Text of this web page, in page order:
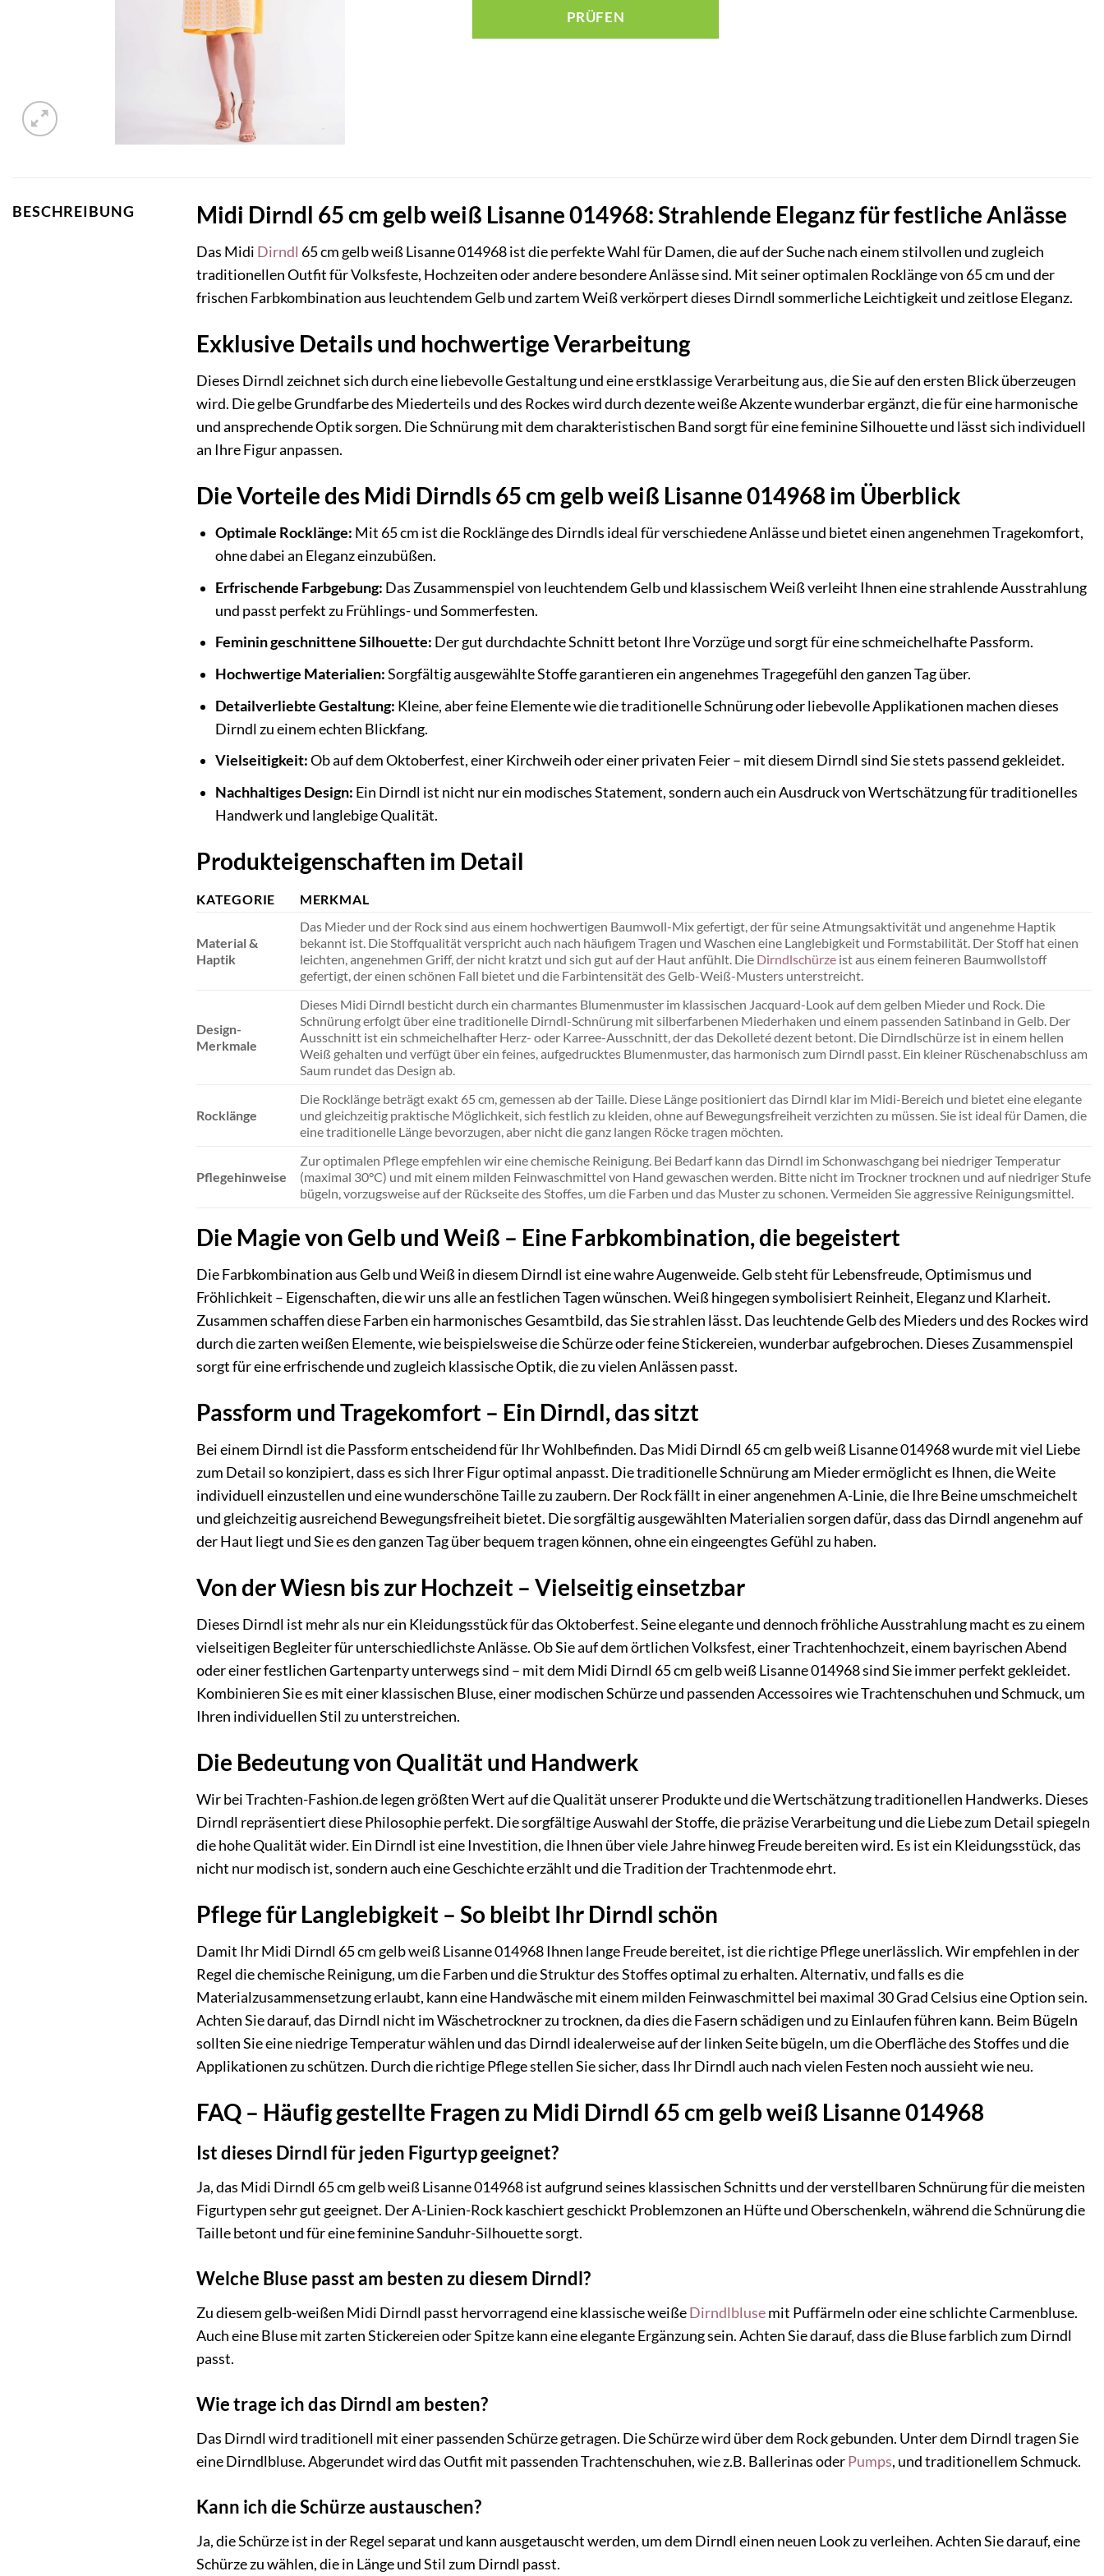
RÜFEN
BESCHREIBUNG Midi Dirndl 65 cm gelb weiß Lisanne 014968: Strahlende Eleganz für festliche Anlässe
Das Midi Dirndl 65 cm gelb weiß Lisanne 014968 ist die perfekte Wahl für Damen, die auf der Suche nach einem stilvollen und zugleich
traditionellen Outfit für Volksfeste, Hochzeiten oder andere besondere Anlässe sind. Mit seiner optimalen Rocklänge von 65 cm und der
frischen Farbkombination aus leuchtendem Gelb und zartem Weiß verkörpert dieses Dirndl sommerliche Leichtigkeit und zeitlose Eleganz.
Exklusive Details und hochwertige Verarbeitung
Dieses Dirndl zeichnet sich durch eine liebevolle Gestaltung und eine erstklassige Verarbeitung aus, die Sie auf den ersten Blick überzeugen
wird. Die gelbe Grundfarbe des Miederteils und des Rockes wird durch dezente weiße Akzente wunderbar ergänzt, die für eine harmonische
und ansprechende Optik sorgen. Die Schnürung mit dem charakteristischen Band sorgt für eine feminine Silhouette und lässt sich individuell
an Ihre Figur anpassen.
Die Vorteile des Midi Dirndls 65 cm gelb weiß Lisanne 014968 im Überblick
Optimale Rocklänge: Mit 65 cm ist die Rocklänge des Dirndls ideal für verschiedene Anlässe und bietet einen angenehmen Tragekomfort,
ohne dabei an Eleganz einzubüßen.
Erfrischende Farbgebung: Das Zusammenspiel von leuchtendem Gelb und klassischem Weiß verleiht Ihnen eine strahlende Ausstrahlung
und passt perfekt zu Frühlings- und Sommerfesten.
Feminin geschnittene Silhouette: Der gut durchdachte Schnitt betont Ihre Vorzüge und sorgt für eine schmeichelhafte Passform.
Hochwertige Materialien:Sorgfältig ausgewählte Stoffe garantieren ein angenehmes Tragegefühl den ganzen Tag über.
Detailverliebte Gestaltung: Kleine, aber feine Elemente wie die traditionelle Schnürung oder liebevolle Applikationen machen dieses
Dirndl zu einem echten Blickfang.
Vielseitigkeit:Ob auf dem Oktoberfest, einer Kirchweih oder einer privaten Feier – mit diesem Dirndl sind Sie stets passend gekleidet.
Nachhaltiges Design: Ein Dirndl ist nicht nur ein modisches Statement, sondern auch ein Ausdruck von Wertschätzung für traditionelles
Handwerk und langlebige Qualität.
Produkteigenschaften im Detail
KATEGORIE MERKMAL
Material &
Haptik
Das Mieder und der Rock sind aus einem hochwertigen Baumwoll-Mix gefertigt, der für seine Atmungsaktivität und angenehme Haptik
bekannt ist. Die Stoffqualität verspricht auch nach häufigem Tragen und Waschen eine Langlebigkeit und Formstabilität. Der Stoff hat einen
leichten, angenehmen Griff, der nicht kratzt und sich gut auf der Haut anfühlt. Die Dirndlschürzeist aus einem feineren Baumwollstoff
gefertigt, der einen schönen Fall bietet und die Farbintensität des Gelb-Weiß-Musters unterstreicht.
Design-
Merkmale
Dieses Midi Dirndl besticht durch ein charmantes Blumenmuster im klassischen Jacquard-Look auf dem gelben Mieder und Rock. Die
Schnürung erfolgt über eine traditionelle Dirndl-Schnürung mit silberfarbenen Miederhaken und einem passenden Satinband in Gelb. Der
Ausschnitt ist ein schmeichelhafter Herz- oder Karree-Ausschnitt, der das Dekolleté dezent betont. Die Dirndlschürze ist in einem hellen
Weiß gehalten und verfügt über ein feines, aufgedrucktes Blumenmuster, das harmonisch zum Dirndl passt. Ein kleiner Rüschenabschluss am
Saum rundet das Design ab.
Rocklänge
Die Rocklänge beträgt exakt 65 cm, gemessen ab der Taille. Diese Länge positioniert das Dirndl klar im Midi-Bereich und bietet eine elegante
und gleichzeitig praktische Möglichkeit, sich festlich zu kleiden, ohne auf Bewegungsfreiheit verzichten zu müssen. Sie ist ideal für Damen, die
eine traditionelle Länge bevorzugen, aber nicht die ganz langen Röcke tragen möchten.
Pflegehinweise
Zur optimalen Pflege empfehlen wir eine chemische Reinigung. Bei Bedarf kann das Dirndl im Schonwaschgang bei niedriger Temperatur
(maximal 30°C) und mit einem milden Feinwaschmittel von Hand gewaschen werden. Bitte nicht im Trockner trocknen und auf niedriger Stufe
bügeln, vorzugsweise auf der Rückseite des Stoffes, um die Farben und das Muster zu schonen. Vermeiden Sie aggressive Reinigungsmittel.
Die Magie von Gelb und Weiß – Eine Farbkombination, die begeistert
Die Farbkombination aus Gelb und Weiß in diesem Dirndl ist eine wahre Augenweide. Gelb steht für Lebensfreude, Optimismus und
Fröhlichkeit – Eigenschaften, die wir uns alle an festlichen Tagen wünschen. Weiß hingegen symbolisiert Reinheit, Eleganz und Klarheit.
Zusammen schaffen diese Farben ein harmonisches Gesamtbild, das Sie strahlen lässt. Das leuchtende Gelb des Mieders und des Rockes wird
durch die zarten weißen Elemente, wie beispielsweise die Schürze oder feine Stickereien, wunderbar aufgebrochen. Dieses Zusammenspiel
sorgt für eine erfrischende und zugleich klassische Optik, die zu vielen Anlässen passt.
Passform und Tragekomfort – Ein Dirndl, das sitzt
Bei einem Dirndl ist die Passform entscheidend für Ihr Wohlbefinden. Das Midi Dirndl 65 cm gelb weiß Lisanne 014968 wurde mit viel Liebe
zum Detail so konzipiert, dass es sich Ihrer Figur optimal anpasst. Die traditionelle Schnürung am Mieder ermöglicht es Ihnen, die Weite
individuell einzustellen und eine wunderschöne Taille zu zaubern. Der Rock fällt in einer angenehmen A-Linie, die Ihre Beine umschmeichelt
und gleichzeitig ausreichend Bewegungsfreiheit bietet. Die sorgfältig ausgewählten Materialien sorgen dafür, dass das Dirndl angenehm auf
der Haut liegt und Sie es den ganzen Tag über bequem tragen können, ohne ein eingeengtes Gefühl zu haben.
Von der Wiesn bis zur Hochzeit – Vielseitig einsetzbar
Dieses Dirndl ist mehr als nur ein Kleidungsstück für das Oktoberfest. Seine elegante und dennoch fröhliche Ausstrahlung macht es zu einem
vielseitigen Begleiter für unterschiedlichste Anlässe. Ob Sie auf dem örtlichen Volksfest, einer Trachtenhochzeit, einem bayrischen Abend
oder einer festlichen Gartenparty unterwegs sind – mit dem Midi Dirndl 65 cm gelb weiß Lisanne 014968 sind Sie immer perfekt gekleidet.
Kombinieren Sie es mit einer klassischen Bluse, einer modischen Schürze und passenden Accessoires wie Trachtenschuhen und Schmuck, um
Ihren individuellen Stil zu unterstreichen.
Die Bedeutung von Qualität und Handwerk
Wir bei Trachten-Fashion.de legen größten Wert auf die Qualität unserer Produkte und die Wertschätzung traditionellen Handwerks. Dieses
Dirndl repräsentiert diese Philosophie perfekt. Die sorgfältige Auswahl der Stoffe, die präzise Verarbeitung und die Liebe zum Detail spiegeln
die hohe Qualität wider. Ein Dirndl ist eine Investition, die Ihnen über viele Jahre hinweg Freude bereiten wird. Es ist ein Kleidungsstück, das
nicht nur modisch ist, sondern auch eine Geschichte erzählt und die Tradition der Trachtenmode ehrt.
Pflege für Langlebigkeit – So bleibt Ihr Dirndl schön
Damit Ihr Midi Dirndl 65 cm gelb weiß Lisanne 014968 Ihnen lange Freude bereitet, ist die richtige Pflege unerlässlich. Wir empfehlen in der
Regel die chemische Reinigung, um die Farben und die Struktur des Stoffes optimal zu erhalten. Alternativ, und falls es die
Materialzusammensetzung erlaubt, kann eine Handwäsche mit einem milden Feinwaschmittel bei maximal 30 Grad Celsius eine Option sein.
Achten Sie darauf, das Dirndl nicht im Wäschetrockner zu trocknen, da dies die Fasern schädigen und zu Einlaufen führen kann. Beim Bügeln
sollten Sie eine niedrige Temperatur wählen und das Dirndl idealerweise auf der linken Seite bügeln, um die Oberfläche des Stoffes und die
Applikationen zu schützen. Durch die richtige Pflege stellen Sie sicher, dass Ihr Dirndl auch nach vielen Festen noch aussieht wie neu.
FAQ – Häufig gestellte Fragen zu Midi Dirndl 65 cm gelb weiß Lisanne 014968
Ist dieses Dirndl für jeden Figurtyp geeignet?
Ja, das Midi Dirndl 65 cm gelb weiß Lisanne 014968 ist aufgrund seines klassischen Schnitts und der verstellbaren Schnürung für die meisten
Figurtypen sehr gut geeignet. Der A-Linien-Rock kaschiert geschickt Problemzonen an Hüfte und Oberschenkeln, während die Schnürung die
Taille betont und für eine feminine Sanduhr-Silhouette sorgt.
Welche Bluse passt am besten zu diesem Dirndl?
Zu diesem gelb-weißen Midi Dirndl passt hervorragend eine klassische weißeDirndlblusemit Puffärmeln oder eine schlichte Carmenbluse.
Auch eine Bluse mit zarten Stickereien oder Spitze kann eine elegante Ergänzung sein. Achten Sie darauf, dass die Bluse farblich zum Dirndl
passt.
Wie trage ich das Dirndl am besten?
Das Dirndl wird traditionell mit einer passenden Schürze getragen. Die Schürze wird über dem Rock gebunden. Unter dem Dirndl tragen Sie
eine Dirndlbluse. Abgerundet wird das Outfit mit passenden Trachtenschuhen, wie z.B. Ballerinas oderPumps, und traditionellem Schmuck.
Kann ich die Schürze austauschen?
Ja, die Schürze ist in der Regel separat und kann ausgetauscht werden, um dem Dirndl einen neuen Look zu verleihen. Achten Sie darauf, eine
Schürze zu wählen, die in Länge und Stil zum Dirndl passt.